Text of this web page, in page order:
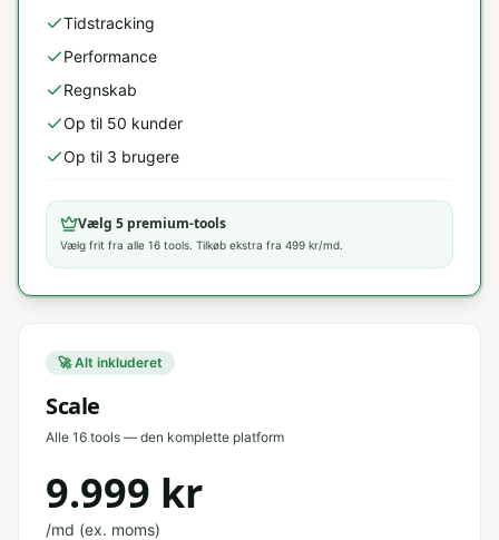
Tidstracking
Performance
Regnskab
Op til 50 kunder
Op til 3 brugere
Vælg 5 premium-tools
Vælg frit fra alle 16 tools. Tilkøb ekstra fra 499 kr/md.
🚀 Alt inkluderet
Scale
Alle 16 tools — den komplette platform
9.999 kr
/md (ex. moms)